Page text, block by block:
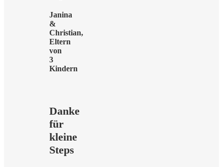
Janina
&
Christian,
Eltern
von
3
Kindern
Danke
für
kleine
Steps